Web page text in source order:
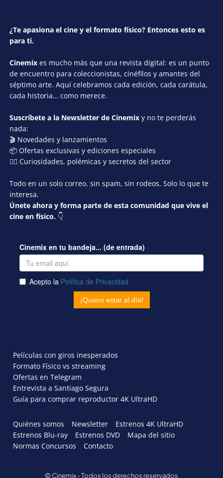
¿Te apasiona el cine y el formato físico? Entonces esto es
para ti.
Cinemix es mucho más que una revista digital: es un punto
de encuentro para coleccionistas, cinéfilos y amantes del
séptimo arte. Aquí celebramos cada edición, cada carátula,
cada historia… como merece.
Suscríbete a la Newsletter de Cinemix y no te perderás
nada:
🎬 Novedades y lanzamientos
📦 Ofertas exclusivas y ediciones especiales
🕵️‍♂️ Curiosidades, polémicas y secretos del sector
Todo en un solo correo, sin spam, sin rodeos. Solo lo que te
interesa.
Únete ahora y forma parte de esta comunidad que vive el
cine en físico. 👇
Películas con giros inesperados
Formato Físico vs streaming
Ofertas en Telegram
Entrevista a Santiago Segura
Guía para comprar reproductor 4K UltraHD
Quiénes somos Newsletter
Estrenos 4K UltraHD
Estrenos Blu-ray
Estrenos DVD
Mapa del sitio
Normas Concursos
Contacto
© Cinemix - Todos los derechos reservados